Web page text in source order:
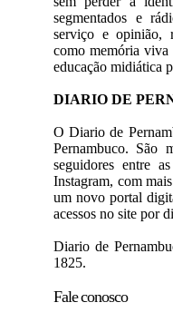
segmentados e
serviço e opinião,
como memória viva
educação midiática
DIARIO DE
O Diario de
Pernambuco. São
seguidores entre
Instagram, com
um novo portal
acessos no site por
Diario de
1825.
Fale conosco